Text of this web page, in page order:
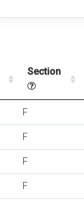
Section
F
F
F
F